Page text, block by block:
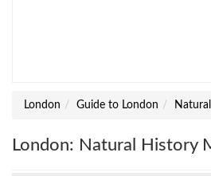
London Guide to London
London: Natural History